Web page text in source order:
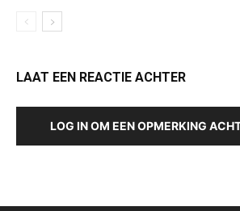
LAAT EEN REACTIE ACHTER
LOG IN OM EEN OPMERKING